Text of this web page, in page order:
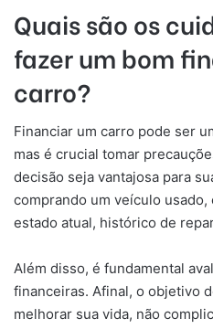
Quais são os
fazer um bom
carro?
Financiar um carro pode ser
mas é crucial tomar
decisão seja vantajosa para
comprando um veículo
estado atual, histórico de
Além disso, é fundamental
financeiras. Afinal, o objetivo
melhorar sua vida, não